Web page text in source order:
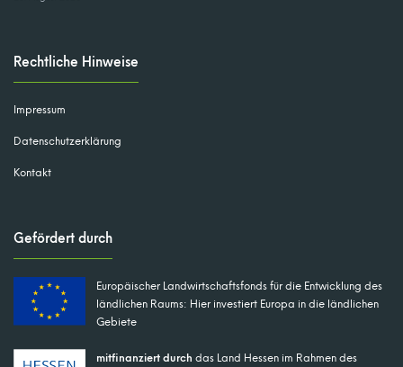
Rechtliche Hinweise
Impressum
Datenschutzerklärung
Kontakt
Gefördert durch
Europäischer Landwirtschaftsfonds für die Entwicklung des
ländlichen Raums: Hier investiert Europa in die ländlichen
Gebiete
mitfinanziert durch das Land Hessen im Rahmen des